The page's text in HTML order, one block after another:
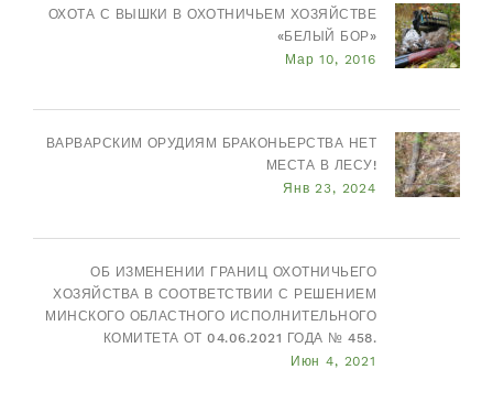
ОХОТА С ВЫШКИ В ОХОТНИЧЬЕМ ХОЗЯЙСТВЕ
«БЕЛЫЙ БОР»
Мар 10, 2016
ВАРВАРСКИМ ОРУДИЯМ БРАКОНЬЕРСТВА НЕТ
МЕСТА В ЛЕСУ!
Янв 23, 2024
ОБ ИЗМЕНЕНИИ ГРАНИЦ ОХОТНИЧЬЕГО
ХОЗЯЙСТВА В СООТВЕТСТВИИ С РЕШЕНИЕМ
МИНСКОГО ОБЛАСТНОГО ИСПОЛНИТЕЛЬНОГО
КОМИТЕТА ОТ 04.06.2021 ГОДА № 458.
Июн 4, 2021